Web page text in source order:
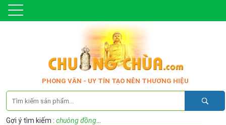
PHONG VÂN - UY TÍN TẠO NÊN THƯƠNG HIỆU
Gợi ý tìm kiếm : chuông đồng